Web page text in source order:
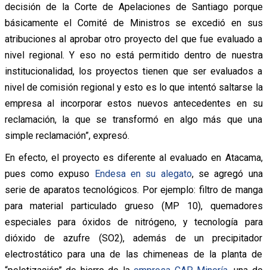
decisión de la Corte de Apelaciones de Santiago porque
básicamente el Comité de Ministros se excedió en sus
atribuciones al aprobar otro proyecto del que fue evaluado a
nivel regional. Y eso no está permitido dentro de nuestra
institucionalidad, los proyectos tienen que ser evaluados a
nivel de comisión regional y esto es lo que intentó saltarse la
empresa al incorporar estos nuevos antecedentes en su
reclamación, la que se transformó en algo más que una
simple reclamación”, expresó.
En efecto, el proyecto es diferente al evaluado en Atacama,
pues como expuso Endesa en su alegato, se agregó una
serie de aparatos tecnológicos. Por ejemplo: filtro de manga
para material particulado grueso (MP 10), quemadores
especiales para óxidos de nitrógeno, y tecnología para
dióxido de azufre (SO2), además de un precipitador
electrostático para una de las chimeneas de la planta de